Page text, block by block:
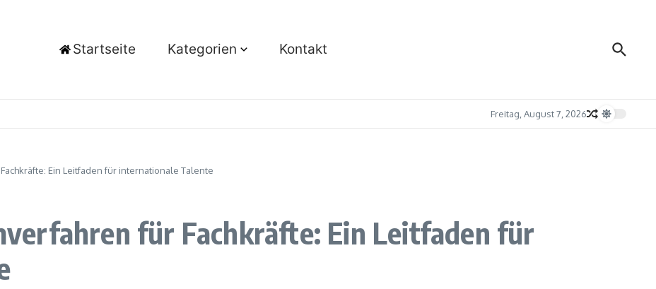
Startseite Kategorien Kontakt
Freitag, August 7, 2026
Ein Leitfaden für internationale Talente
für Fachkräfte: Ein Leitfaden für